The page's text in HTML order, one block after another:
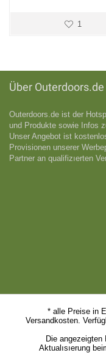
1
Über Outerdoors.de
Outerdoors.de ist der
und Produkte sowie Infos
Unser Angebot ist
Provisionen unserer
Partner an qualifizıerten
* alle Preise in
Versandkosten.
Die
Aktualısıerung